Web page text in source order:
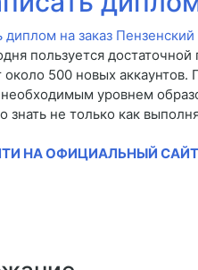
пользуется
около 500 новых
необходимым уровнем
знать не только как
НА ОФИЦИАЛЬНЫЙ САЙТ